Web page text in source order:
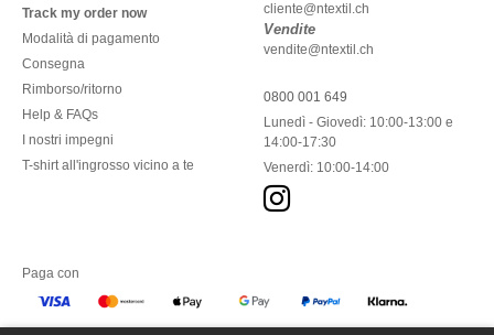
Track my order now
Modalità di pagamento
Consegna
Rimborso/ritorno
Help & FAQs
I nostri impegni
T-shirt all'ingrosso vicino a te
cliente@ntextil.ch
Vendite
vendite@ntextil.ch
0800 001 649
Lunedì - Giovedì: 10:00-13:00 e
14:00-17:30
Venerdì: 10:00-14:00
Paga con